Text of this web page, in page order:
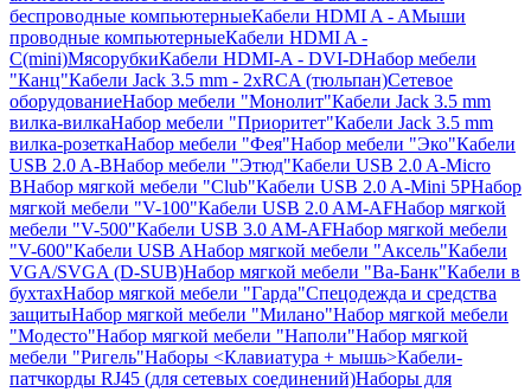
беспроводные компьютерныеКабели HDMI A - AМыши
проводные компьютерныеКабели HDMI A -
C(mini)МясорубкиКабели HDMI-A - DVI-DНабор мебели
"Канц"Кабели Jack 3.5 mm - 2xRCA (тюльпан)Сетевое
оборудованиеНабор мебели "Монолит"Кабели Jack 3.5 mm
вилка-вилкаНабор мебели "Приоритет"Кабели Jack 3.5 mm
вилка-розеткаНабор мебели "Фея"Набор мебели "Эко"Кабели
USB 2.0 A-BНабор мебели "Этюд"Кабели USB 2.0 A-Micro
BНабор мягкой мебели "Club"Кабели USB 2.0 A-Mini 5PНабор
мягкой мебели "V-100"Кабели USB 2.0 AM-AFНабор мягкой
мебели "V-500"Кабели USB 3.0 AM-AFНабор мягкой мебели
"V-600"Кабели USB AНабор мягкой мебели "Аксель"Кабели
VGA/SVGA (D-SUB)Набор мягкой мебели "Ва-Банк"Кабели в
бухтахНабор мягкой мебели "Гарда"Спецодежда и средства
защитыНабор мягкой мебели "Милано"Набор мягкой мебели
"Модесто"Набор мягкой мебели "Наполи"Набор мягкой
мебели "Ригель"Наборы <Клавиатура + мышь>Кабели-
патчкорды RJ45 (для сетевых соединений)Наборы для